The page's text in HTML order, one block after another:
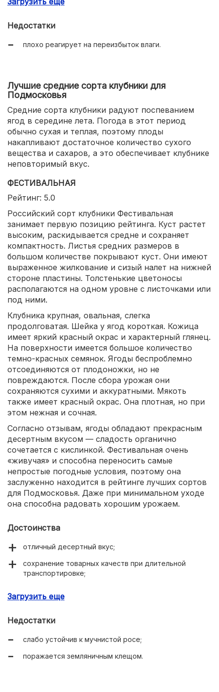
хорошо переносит зимы.
Недостатки
плохо реагирует на переизбыток влаги.
Лучшие средние сорта клубники для
Подмосковья
Средние сорта клубники радуют поспеванием
ягод в середине лета. Погода в этот период
обычно сухая и теплая, поэтому плоды
накапливают достаточное количество сухого
вещества и сахаров, а это обеспечивает клубнике
неповторимый вкус.
ФЕСТИВАЛЬНАЯ
Рейтинг: 5.0
Российский сорт клубники Фестивальная
занимает первую позицию рейтинга. Куст растет
высоким, раскидывается средне и сохраняет
компактность. Листья средних размеров в
большом количестве покрывают куст. Они имеют
выраженное жилкование и сизый налет на нижней
стороне пластины. Толстенькие цветоносы
располагаются на одном уровне с листочками или
под ними.
Клубника крупная, овальная, слегка
продолговатая. Шейка у ягод короткая. Кожица
имеет яркий красный окрас и характерный глянец.
На поверхности имеется большое количество
темно-красных семянок. Ягоды беспроблемно
отсоединяются от плодоножки, но не
повреждаются. После сбора урожая они
сохраняются сухими и аккуратными. Мякоть
также имеет красный окрас. Она плотная, но при
этом нежная и сочная.
Согласно отзывам, ягоды обладают прекрасным
десертным вкусом — сладость органично
сочетается с кислинкой. Фестивальная очень
«живучая» и способна переносить самые
непростые погодные условия, поэтому она
заслуженно находится в рейтинге лучших сортов
для Подмосковья. Даже при минимальном уходе
она способна радовать хорошим урожаем.
Достоинства
отличный десертный вкус;
сохранение товарных качеств при длительной
транспортировке;
Загрузить еще
Недостатки
слабо устойчив к мучнистой росе;
поражается земляничным клещом.